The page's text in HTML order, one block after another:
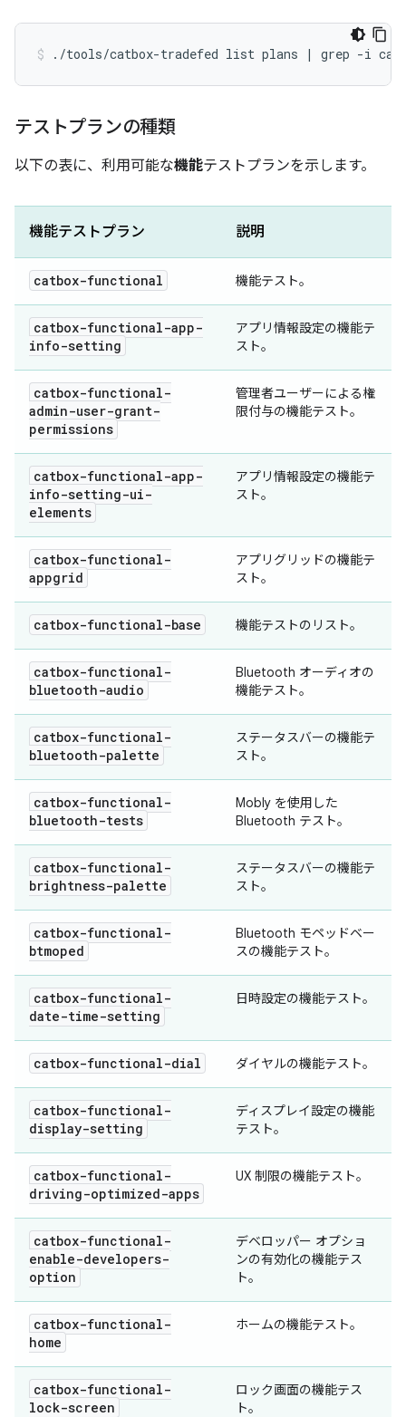
./tools/catbox-tradefed list plans | grep -i
テストプランの種類
以下の表に、利用可能な機能テストプランを示します。
機能テストプラン 説明
catbox-functional 機能テスト。
catbox-functional-app-
info-setting
アプリ情報設定の機能テ
スト。
catbox-functional-
admin-user-grant-
permissions
管理者ユーザーによる権
限付与の機能テスト。
catbox-functional-app-
info-setting-ui-
elements
アプリ情報設定の機能テ
スト。
catbox-functional-
appgrid
アプリグリッドの機能テ
スト。
catbox-functional-base 機能テストのリスト。
catbox-functional-
bluetooth-audio
Bluetooth オーディオの
機能テスト。
catbox-functional-
bluetooth-palette
ステータスバーの機能テ
スト。
catbox-functional-
bluetooth-tests
Mobly を使用した
Bluetooth テスト。
catbox-functional-
brightness-palette
ステータスバーの機能テ
スト。
catbox-functional-
btmoped
Bluetooth モペッドベー
スの機能テスト。
catbox-functional-
date-time-setting
日時設定の機能テスト。
catbox-functional-dial ダイヤルの機能テスト。
catbox-functional-
display-setting
ディスプレイ設定の機能
テスト。
catbox-functional-
driving-optimized-apps
UX 制限の機能テスト。
catbox-functional-
enable-developers-
option
デベロッパー オプショ
ンの有効化の機能テス
ト。
catbox-functional-
home
ホームの機能テスト。
catbox-functional-
lock-screen
ロック画面の機能テス
ト。